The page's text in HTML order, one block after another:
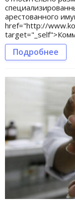
арестованного
href="http://
Подробнее